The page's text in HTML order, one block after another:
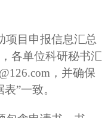
项目申报信息汇总
各单位科研秘书汇
，并确保
”一致。